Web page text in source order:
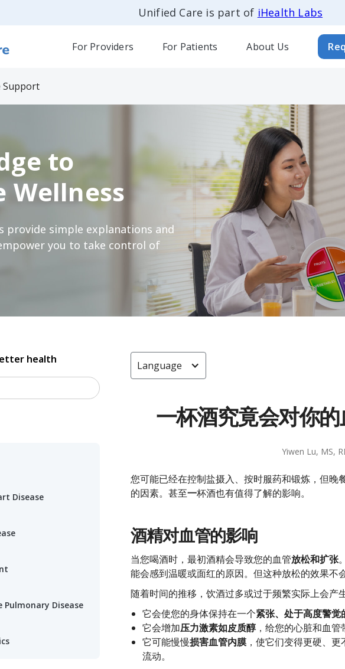
Unified Care is part of iHealth Labs
For Providers For Patients About Us
Support
to
Wellness
provide simple explanations and
you to take control of
health
Disease
Pulmonary Disease
Language
一杯酒究竟会对你
Yiwen Lu, MS,
您可能已经在控制盐摄入、按时服药和锻炼，但
的因素。甚至一杯酒也有值得了解的影响。
酒精对血管的影响
当您喝酒时，最初酒精会导致您的血管放松和扩张
能会感到温暖或面红的原因。但这种放松的效果不
随着时间的推移，饮酒过多或过于频繁实际上会产
它会使您的身体保持在一个紧张、处于高度警觉
它会增加压力激素如皮质醇，给您的心脏和血管
它可能慢慢损害血管内膜，使它们变得更硬、
流动。